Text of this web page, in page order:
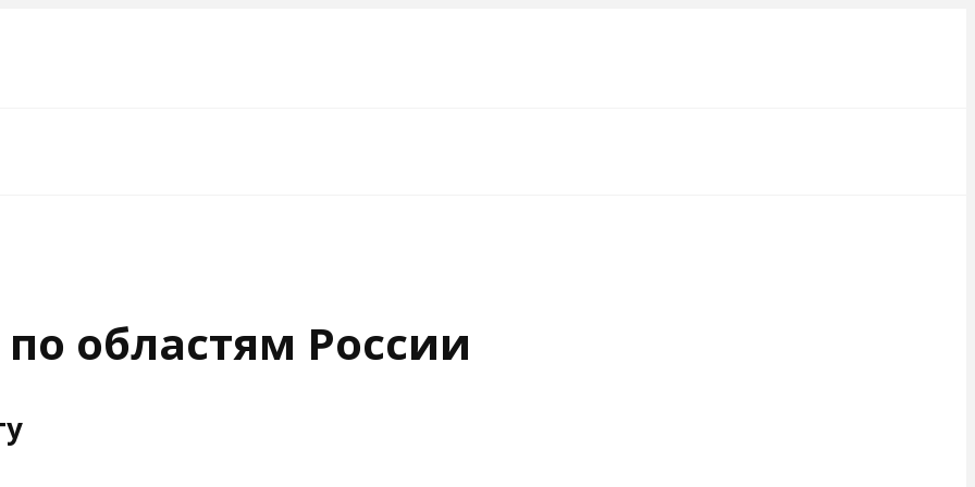
областям России